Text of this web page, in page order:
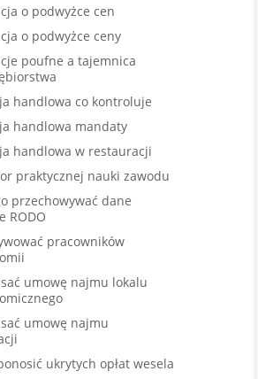
o podwyżce cen
o podwyżce ceny
poufne a tajemnica
handlowa co kontroluje
handlowa mandaty
handlowa w restauracji
praktycznej nauki zawodu
przechowywać dane
RODO
pracowników
umowę najmu lokalu
umowę najmu
ukrytych opłat wesela